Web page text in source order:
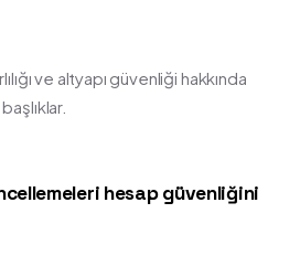
ve altyapı güvenliği hakkında
hesap güvenliğini